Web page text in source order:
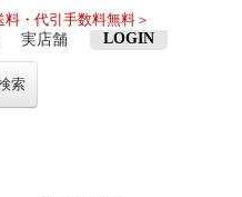
・代引手数料無料＞
実店舗 LOGIN
索